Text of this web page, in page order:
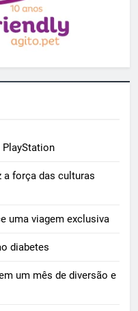
PlayStation
a força das culturas
uma viagem exclusiva
diabetes
um mês de diversão e